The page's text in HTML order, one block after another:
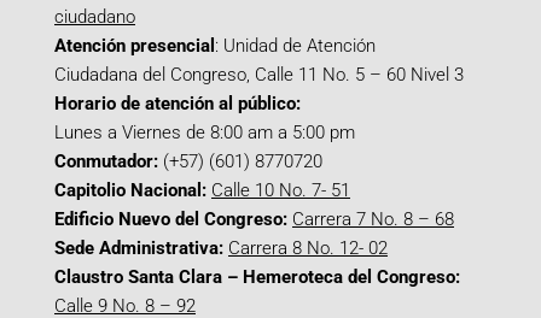
ciudadano
Atención presencial : Unidad de Atención
Ciudadana del Congreso, Calle 11 No. 5 – 60 Nivel 3
Horario de atención al público:
Lunes a Viernes de 8:00 am a 5:00 pm
Conmutador: (+57) (601) 8770720
Capitolio Nacional: Calle 10 No. 7- 51
Edificio Nuevo del Congreso: Carrera 7 No. 8 – 68
Sede Administrativa: Carrera 8 No. 12- 02
Claustro Santa Clara – Hemeroteca del Congreso:
Calle 9 No. 8 – 92